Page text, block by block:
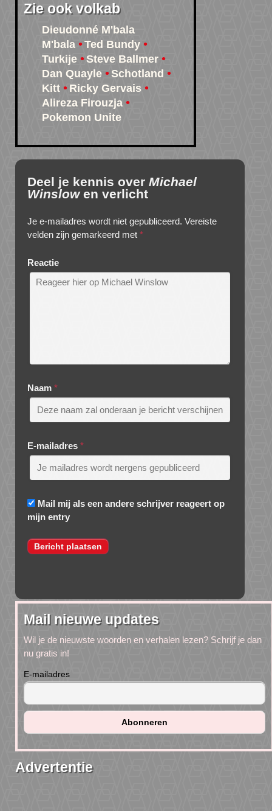
Zie ook volkab
Dieudonné M'bala
M'bala
Ted Bundy
Turkije
Steve Ballmer
Dan Quayle
Schotland
Kitt
Ricky Gervais
Alireza Firouzja
Pokemon Unite
Deel je kennis over Michael
Winslowen verlicht
Je e-mailadres wordt niet gepubliceerd. Vereiste
velden zijn gemarkeerd met *
Reactie
Naam *
E-mailadres *
Mail mij als een andere schrijver reageert op
mijn entry
Mail nieuwe updates
Wil je de nieuwste woorden en verhalen lezen? Schrijf je dan
nu gratis in!
E-mailadres
Advertentie